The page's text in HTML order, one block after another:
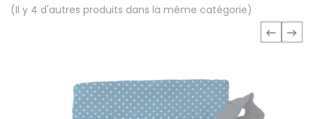
(Il y 4 d'autres produits dans la même catégorie)